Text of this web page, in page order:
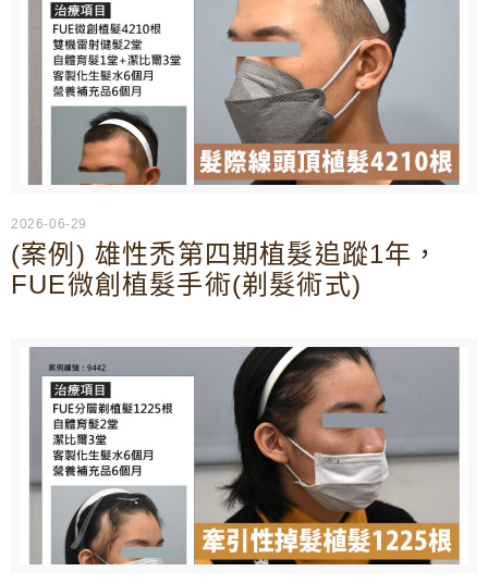
2026-06-29
(案例) 雄性禿第四期植髮追蹤1年，
FUE微創植髮手術(剃髮術式)